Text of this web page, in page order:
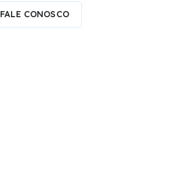
FALE CONOSCO